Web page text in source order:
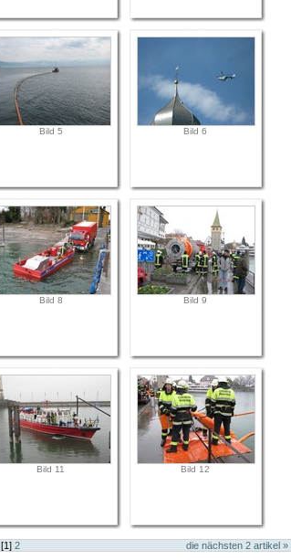
Bild 5 Bild 6
Bild 8 Bild 9
Bild 11 Bild 12
die nächsten2 artikel »
[1]2